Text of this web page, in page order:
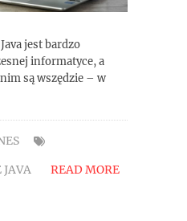
jest bardzo
informatyce, a
są wszędzie – w
JAVA
READ MORE